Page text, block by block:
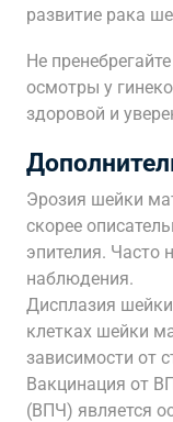
развитие рака
Не
осмотры у
здоровой и
Эрозия шейки
скорее
эпителия. Часто
наблюдения.
Дисплазия
клетках шейки
зависимости от
Вакцинация от
(ВПЧ) является